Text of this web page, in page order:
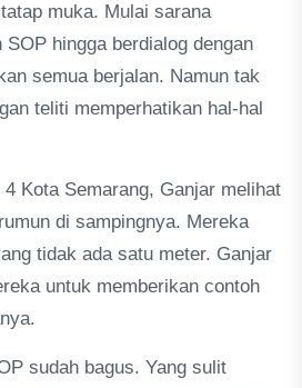
muka. Mulai sarana
hingga berdialog dengan
semua berjalan. Namun tak
teliti memperhatikan hal-hal
Kota Semarang, Ganjar melihat
di sampingnya. Mereka
tidak ada satu meter. Ganjar
untuk memberikan contoh
sudah bagus. Yang sulit